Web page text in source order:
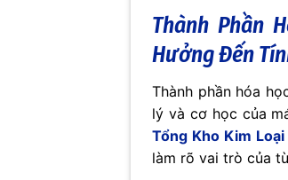
Thành Phần
Hưởng Đến
Thành phần hóa
lý và cơ học của
Tổng Kho Kim Loại
làm rõ vai trò của